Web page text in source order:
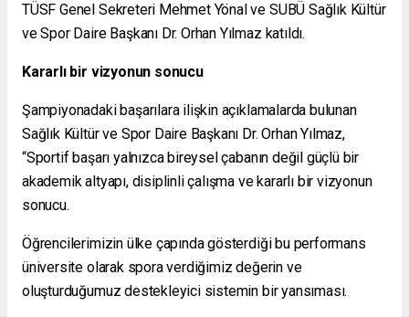
TÜSF Genel Sekreteri Mehmet Yönal ve SUBÜ Sağlık Kültür
ve Spor Daire Başkanı Dr. Orhan Yılmaz katıldı.
Kararlı bir vizyonun sonucu
Şampiyonadaki başarılara ilişkin açıklamalarda bulunan
Sağlık Kültür ve Spor Daire Başkanı Dr. Orhan Yılmaz,
“Sportif başarı yalnızca bireysel çabanın değil güçlü bir
akademik altyapı, disiplinli çalışma ve kararlı bir vizyonun
sonucu.
Öğrencilerimizin ülke çapında gösterdiği bu performans
üniversite olarak spora verdiğimiz değerin ve
oluşturduğumuz destekleyici sistemin bir yansıması.